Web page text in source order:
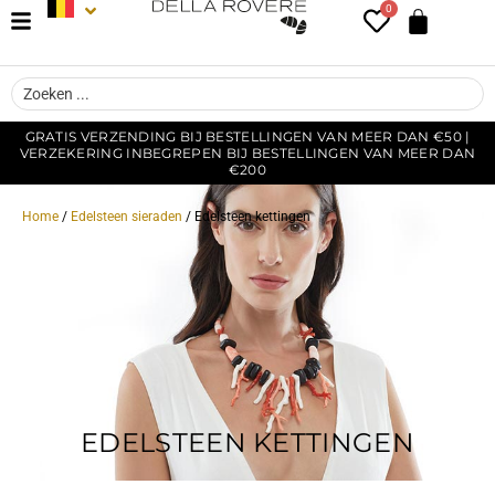
0
GRATIS VERZENDING BIJ BESTELLINGEN VAN MEER DAN €50 |
VERZEKERING INBEGREPEN BIJ BESTELLINGEN VAN MEER DAN
€200
Home / Edelsteen sieraden / Edelsteen kettingen
EDELSTEEN KETTINGEN